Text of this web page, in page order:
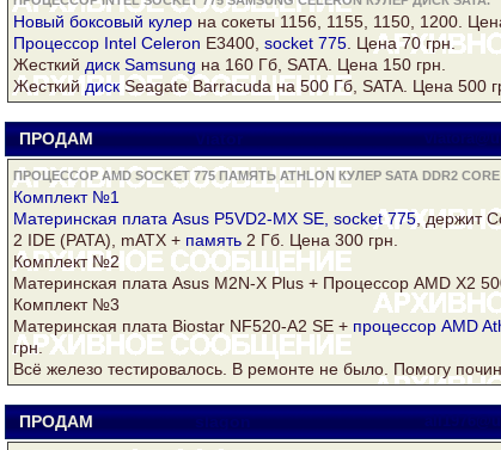
Новый боксовый кулер на сокеты 1156, 1155, 1150, 1200.
Процессор Intel Celeron E3400, socket 775 . Цена 70 грн.
Жесткий диск Samsung на 160 Гб, SATA . Цена 150 грн.
Жесткий диск Seagate Barracuda на 500 Гб, SATA . Цена 500
ПРОДАМ Viator
ПРОЦЕССОР AMD SOCKET 775 ПАМЯТЬ ATHLON КУЛЕР SATA DDR2 CORE
Комплект №1
Материнская плата Asus P5VD2-MX SE, socket 775, держит
2 IDE (PATA), mATX + память 2 Гб. Цена 300 грн.
Комплект №2
Материнская плата Asus M2N-X Plus + Процессор AMD X2
Комплект №3
Материнская плата Biostar NF520-A2 SE + процессор AMD
грн.
Всё железо тестировалось. В ремонте не было. Помогу
ПРОДАМ slagon